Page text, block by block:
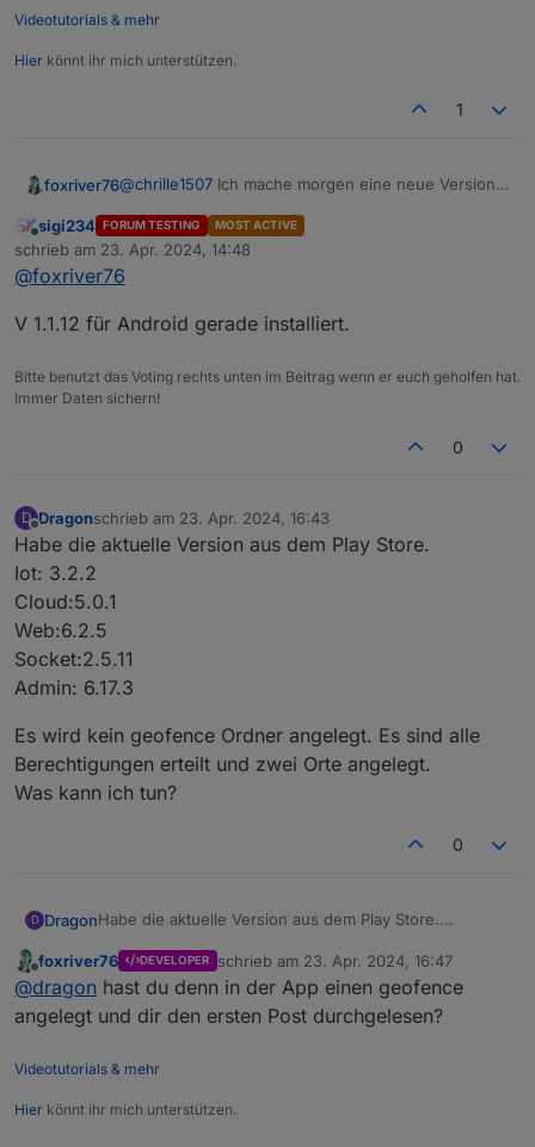
Videotutorials & mehr
Hier könnt ihr mich unterstützen.
1
foxriver76@chrille1507 Ich mache morgen eine neue Version,
potentiellen Fehlerfall behoben
irgendwas sein, dass der Background Task gar nicht
Online
sigi234 FORUM TESTING MOST ACTIVE
schrieb am 23. Apr. 2024, 14:48
zuletzt editiert von
@foxriver76
V 1.1.12 für Android gerade installiert.
Bitte benutzt das Voting rechts unten im Beitrag wenn er euch geholfen hat.
Immer Daten sichern!
0
D
Offline
Dragonschrieb am 23. Apr. 2024, 16:43
zuletzt editiert von
Habe die aktuelle Version aus dem Play Store.
Iot: 3.2.2
Cloud:5.0.1
Web:6.2.5
Socket:2.5.11
Admin: 6.17.3
Es wird kein geofence Ordner angelegt. Es sind alle
Berechtigungen erteilt und zwei Orte angelegt.
Was kann ich tun?
0
D DragonHabe die aktuelle Version aus dem Play Store.
Cloud:5.0.1
Web:6.2.5
Socket:2.5.11
Es wird kein geofence Ordner angelegt. Es sind alle
Berechtigungen erteilt und zwei Orte angelegt.
Was kann ich tun?
Offline
foxriver76 DEVELOPER schrieb am 23. Apr. 2024, 16:47
zuletzt editiert von
@dragon hast du denn in der App einen geofence
angelegt und dir den ersten Post durchgelesen?
Videotutorials & mehr
Hier könnt ihr mich unterstützen.